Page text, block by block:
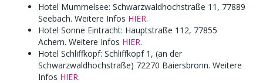
Hotel Mummelsee: Schwarzwaldhochstraße 11, 77889
Seebach. Weitere Infos HIER.
Hotel Sonne Eintracht: Hauptstraße 112, 77855
Achern. Weitere Infos HIER.
Hotel Schliffkopf: Schliffkopf 1, (an der
Schwarzwaldhochstraße) 72270 Baiersbronn. Weitere
Infos HIER.